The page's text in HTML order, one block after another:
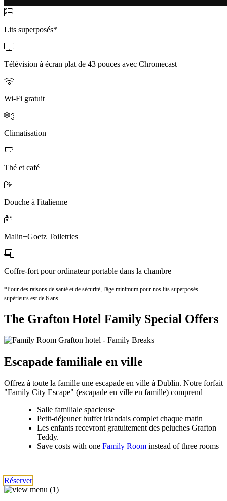
Lits superposés*
Télévision à écran plat de 43 pouces avec Chromecast
Wi-Fi gratuit
Climatisation
Thé et café
Douche à l'italienne
Malin+Goetz Toiletries
Coffre-fort pour ordinateur portable dans la chambre
*Pour des raisons de santé et de sécurité, l'âge minimum pour nos lits superposés
supérieurs est de 6 ans.
The Grafton Hotel Family Special Offers
Escapade familiale en ville
Offrez à toute la famille une escapade en ville à Dublin. Notre forfait
"Family City Escape" (escapade en ville en famille) comprend
Salle familiale spacieuse
Petit-déjeuner buffet irlandais complet chaque matin
Les enfants recevront gratuitement des peluches Grafton
Teddy.
Save costs with one Family Room instead of three rooms
Réserver